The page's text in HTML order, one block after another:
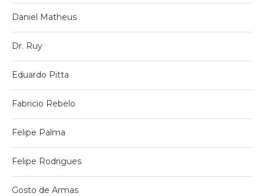
Daniel Matheus
Dr. Ruy
Eduardo Pitta
Fabricio Rebelo
Felipe Palma
Felipe Rodrigues
Gosto de Armas